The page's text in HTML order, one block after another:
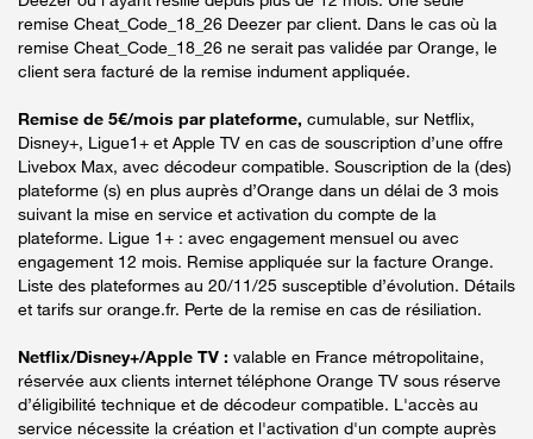
remise Cheat_Code_18_26 Deezer par client. Dans le cas où la
remise Cheat_Code_18_26 ne serait pas validée par Orange, le
client sera facturé de la remise indument appliquée.
Remise de 5€/mois par plateforme, cumulable, sur Netflix,
Disney+, Ligue1+ et Apple TV en cas de souscription d’une offre
Livebox Max, avec décodeur compatible. Souscription de la (des)
plateforme (s) en plus auprès d’Orange dans un délai de 3 mois
suivant la mise en service et activation du compte de la
plateforme. Ligue 1+ : avec engagement mensuel ou avec
engagement 12 mois. Remise appliquée sur la facture Orange.
Liste des plateformes au 20/11/25 susceptible d’évolution. Détails
et tarifs sur orange.fr. Perte de la remise en cas de résiliation.
Netflix/Disney+/Apple TV : valable en France métropolitaine,
réservée aux clients internet téléphone Orange TV sous réserve
d’éligibilité technique et de décodeur compatible. L'accès au
service nécessite la création et l'activation d'un compte auprès